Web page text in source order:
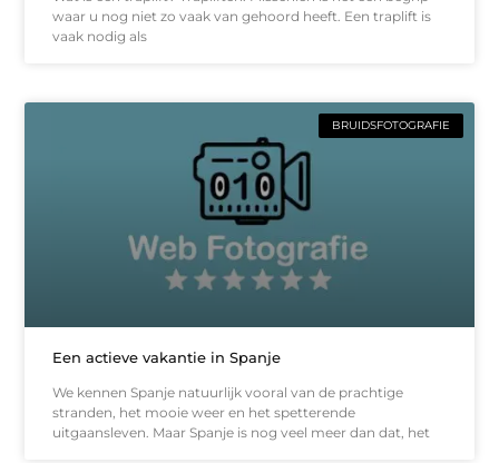
waar u nog niet zo vaak van gehoord heeft. Een traplift is
vaak nodig als
BRUIDSFOTOGRAFIE
Een actieve vakantie in Spanje
We kennen Spanje natuurlijk vooral van de prachtige
stranden, het mooie weer en het spetterende
uitgaansleven. Maar Spanje is nog veel meer dan dat, het